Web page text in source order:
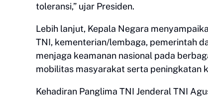
toleransi,” ujar Presiden.
​Lebih lanjut, Kepala Negara
TNI, kementerian/lembaga, pemerintah
menjaga keamanan nasional pada
mobilitas masyarakat serta peningkatan
​Kehadiran Panglima TNI Jenderal TNI